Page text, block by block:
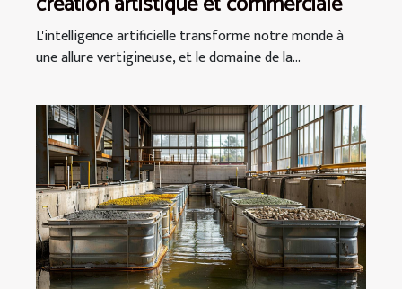
L'intelligence artificielle transforme notre monde à
une allure vertigineuse, et le domaine de la...